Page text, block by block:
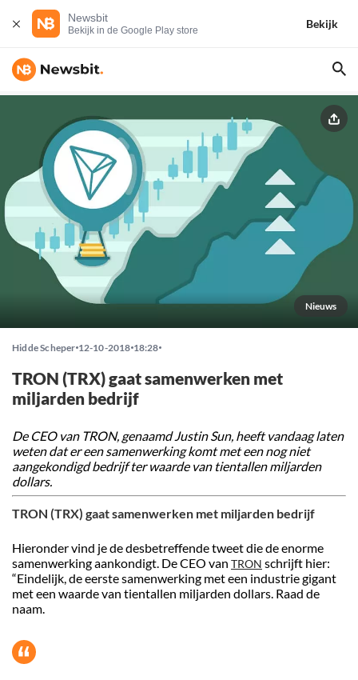
Newsbit
Bekijk in de Google Play store
Bekijk
Nieuws
Hidde Scheper 12-10-2018 18:28
TRON (TRX) gaat samenwerken met
miljarden bedrijf
De CEO van TRON, genaamd Justin Sun, heeft vandaag laten
weten dat er een samenwerking komt met een nog niet
aangekondigd bedrijf ter waarde van tientallen miljarden
dollars.
TRON (TRX) gaat samenwerken met miljarden bedrijf
Hieronder vind je de desbetreffende tweet die de enorme
samenwerking aankondigt. De CEO van TRON schrijft hier:
“Eindelijk, de eerste samenwerking met een industrie gigant
met een waarde van tientallen miljarden dollars. Raad de
naam.